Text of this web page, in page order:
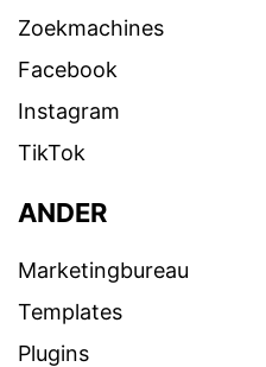
Zoekmachines
Facebook
Instagram
TikTok
ANDER
Marketingbureau
Templates
Plugins